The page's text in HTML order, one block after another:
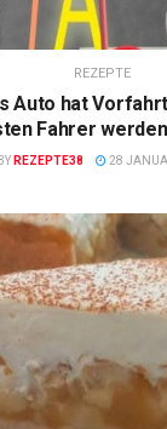
REZEPTE
Auto hat
Fahrer
BY REZEPTE38 28